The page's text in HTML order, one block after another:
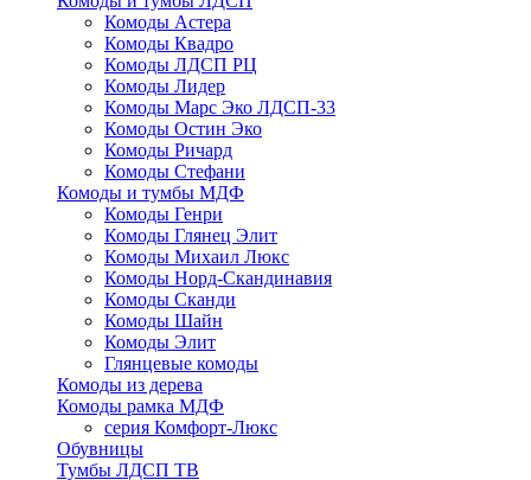
Комоды Астера
Комоды Квадро
Комоды ЛДСП РЦ
Комоды Лидер
Комоды Марс Эко ЛДСП-33
Комоды Остин Эко
Комоды Ричард
Комоды Стефани
Комоды и тумбы МДФ
Комоды Генри
Комоды Глянец Элит
Комоды Михаил Люкс
Комоды Норд-Скандинавия
Комоды Сканди
Комоды Шайн
Комоды Элит
Глянцевые комоды
Комоды из дерева
Комоды рамка МДФ
серия Комфорт-Люкс
Обувницы
Тумбы ЛДСП ТВ